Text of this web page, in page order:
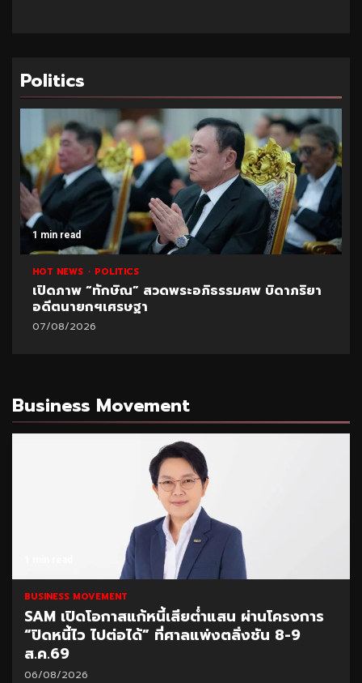
Politics
1 min read
HOT NEWS POLITICS
เปิดภาพ “ทักษิณ” สวดพระอภิธรรมศพ บิดาภริยา
อดีตนายกฯเศรษฐา
07/08/2026
Business Movement
BUSINESS MOVEMENT
SAM เปิดโอกาสแก้หนี้เสียต่ำแสน ผ่านโครงการ
“ปิดหนี้ไว ไปต่อได้” ที่ศาลแพ่งตลิ่งชัน 8-9
ส.ค.69
06/08/2026